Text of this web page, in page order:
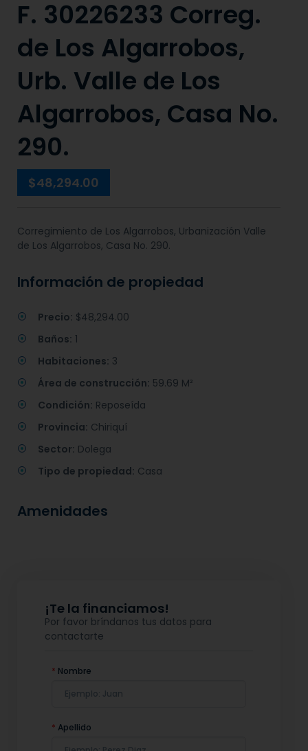
F. 30226233 Correg.
de Los Algarrobos,
Urb. Valle de Los
Algarrobos, Casa No.
290.
$48,294.00
Corregimiento de Los Algarrobos, Urbanización Valle
de Los Algarrobos, Casa No. 290.
Información de propiedad
Precio: $48,294.00
Baños: 1
Habitaciones: 3
Área de construcción: 59.69 M²
Condición: Reposeída
Provincia: Chiriquí
Sector: Dolega
Tipo de propiedad: Casa
Amenidades
¡Te la financiamos!
Por favor bríndanos tus datos para
contactarte
* Nombre
* Apellido